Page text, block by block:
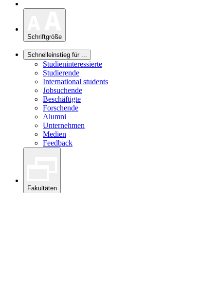
Schriftgröße
Schnelleinstieg für ...
Studieninteressierte
Studierende
International students
Jobsuchende
Beschäftigte
Forschende
Alumni
Unternehmen
Medien
Feedback
Fakultäten